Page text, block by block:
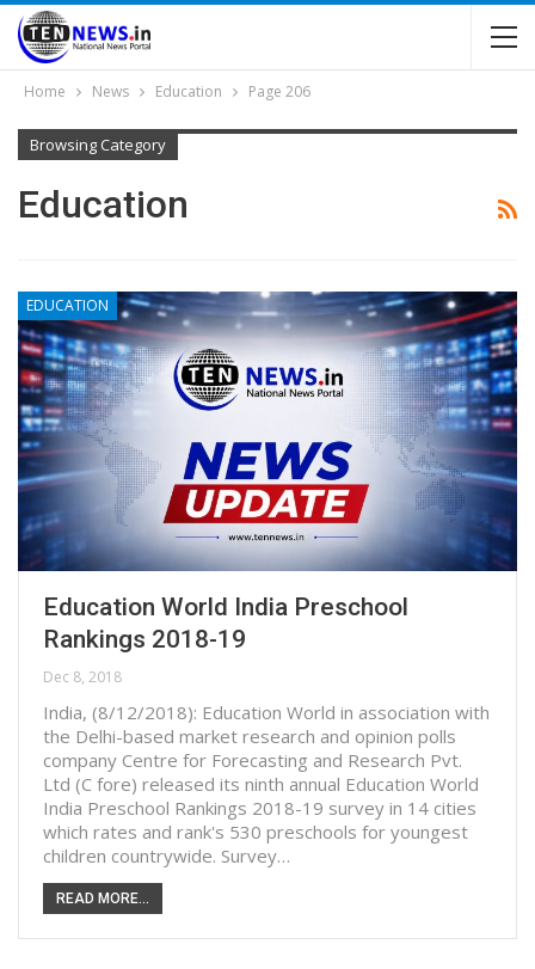
Home News Education Page 206
Browsing Category
Education
EDUCATION
Education World India Preschool
Rankings 2018-19
Dec 8, 2018
India, (8/12/2018): Education World in association with
the Delhi-based market research and opinion polls
company Centre for Forecasting and Research Pvt.
Ltd (C fore) released its ninth annual Education World
India Preschool Rankings 2018-19 survey in 14 cities
which rates and rank'­­­s 530 preschools for youngest
children countrywide. Survey…
READ MORE...